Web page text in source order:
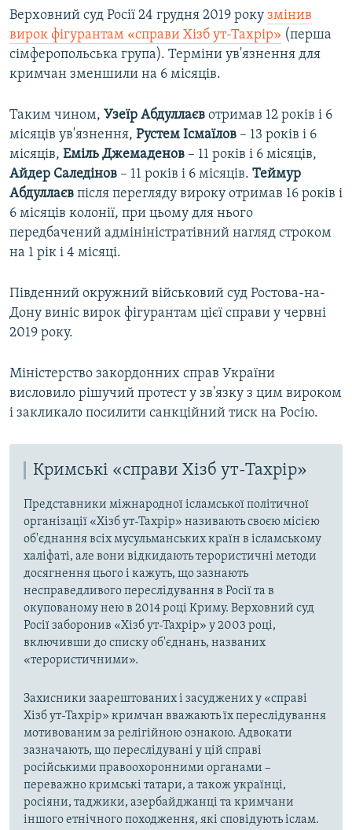
Верховний суд Росії 24 грудня 2019 року змінив
вирок фігурантам «справи Хізб ут-Тахрір» (перша
сімферопольська група). Терміни ув'язнення для
кримчан зменшили на 6 місяців.
Таким чином, Узеїр Абдуллаєв отримав 12 років і 6
місяців ув'язнення, Рустем Ісмаїлов – 13 років і 6
місяців, Еміль Джемаденов – 11 років і 6 місяців,
Айдер Саледінов – 11 років і 6 місяців. Теймур
Абдуллаєв після перегляду вироку отримав 16 років і
6 місяців колонії, при цьому для нього
передбачений адмініністратівний нагляд строком
на 1 рік і 4 місяці.
Південний окружний військовий суд Ростова-на-
Дону виніс вирок фігурантам цієї справи у червні
2019 року.
Міністерство закордонних справ України
висловило рішучий протест у зв'язку з цим вироком
і закликало посилити санкційний тиск на Росію.
Кримські «справи Хізб ут-Тахрір»
Представники міжнародної ісламської політичної
організації «Хізб ут-Тахрір» називають своєю місією
об'єднання всіх мусульманських країн в ісламському
халіфаті, але вони відкидають терористичні методи
досягнення цього і кажуть, що зазнають
несправедливого переслідування в Росії та в
окупованому нею в 2014 році Криму. Верховний суд
Росії заборонив «Хізб ут-Тахрір» у 2003 році,
включивши до списку об'єднань, названих
«терористичними».
Захисники заарештованих і засуджених у «справі
Хізб ут-Тахрір» кримчан вважають їх переслідування
мотивованим за релігійною ознакою. Адвокати
зазначають, що переслідувані у цій справі
російськими правоохоронними органами –
переважно кримські татари, а також українці,
росіяни, таджики, азербайджанці та кримчани
іншого етнічного походження, які сповідують іслам.